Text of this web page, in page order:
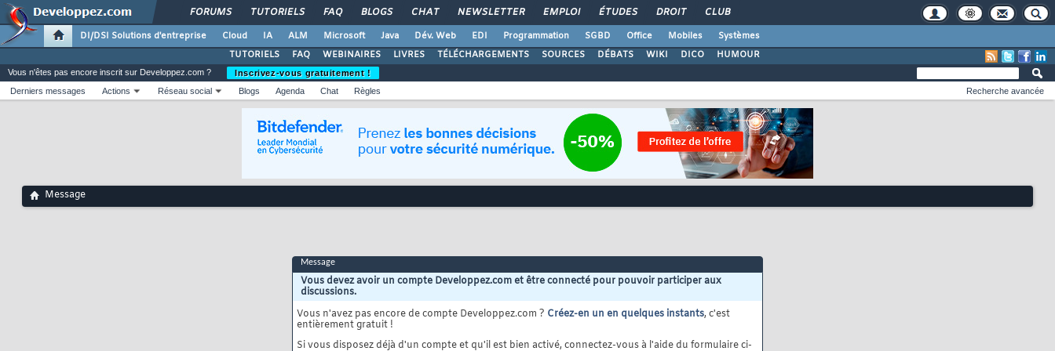
FORUMS TUTORIELS FAQ BLOGS CHAT NEWSLETTER EMPLOI ÉTUDES DROIT CLUB
DI/DSI Solutions d'entreprise Cloud IA ALM Microsoft Java Dév. Web EDI Programmation SGBD Office Mobiles
Systèmes
TUTORIELS
FAQ WEBINAIRES LIVRES TÉLÉCHARGEMENTS SOURCES DÉBATS WIKI DICO HUMOUR
Vous n'êtes pas encore inscrit sur Developpez.com ?
Inscrivez-vous gratuitement !
Derniers messages
Actions Réseau social Blogs Agenda Chat Règles Recherche avancée
Message
Message
Vous devez avoir un compte Developpez.com et être connecté pour pouvoir participer aux
discussions.
Vous n'avez pas encore de compte Developpez.com ? Créez-en un en quelques instants, c'est
entièrement gratuit !
Si vous disposez déjà d'un compte et qu'il est bien activé, connectez-vous à l'aide du formulaire ci-